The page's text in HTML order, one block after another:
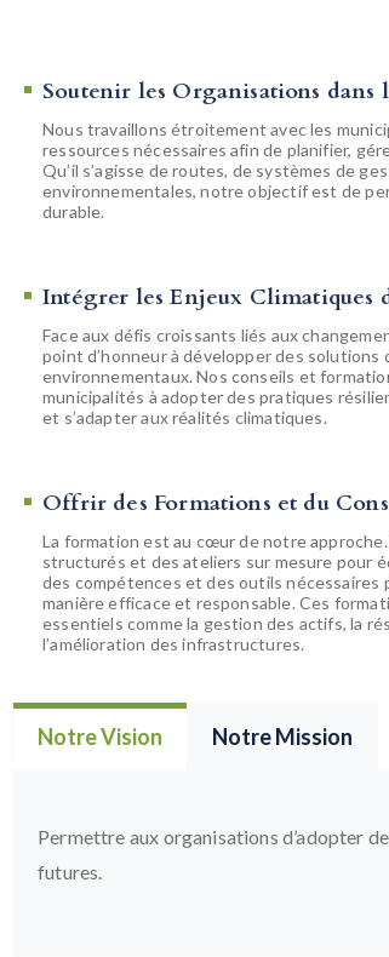
Soutenir les Organisations dans
Nous travaillons étroitement avec les
ressources nécessaires afin de planifier,
Qu’il s’agisse de routes, de systèmes de
environnementales, notre objectif est de
durable.
Intégrer les Enjeux Climatiques
Face aux défis croissants liés aux
point d’honneur à développer des
environnementaux. Nos conseils et
municipalités à adopter des pratiques
et s’adapter aux réalités climatiques.
Offrir des Formations et du
La formation est au cœur de notre
structurés et des ateliers sur mesure pour
des compétences et des outils
manière efficace et responsable. Ces
essentiels comme la gestion des actifs, la
l’amélioration des infrastructures.
Notre Vision Notre Mission
Permettre aux organisations d’adopter
futures.